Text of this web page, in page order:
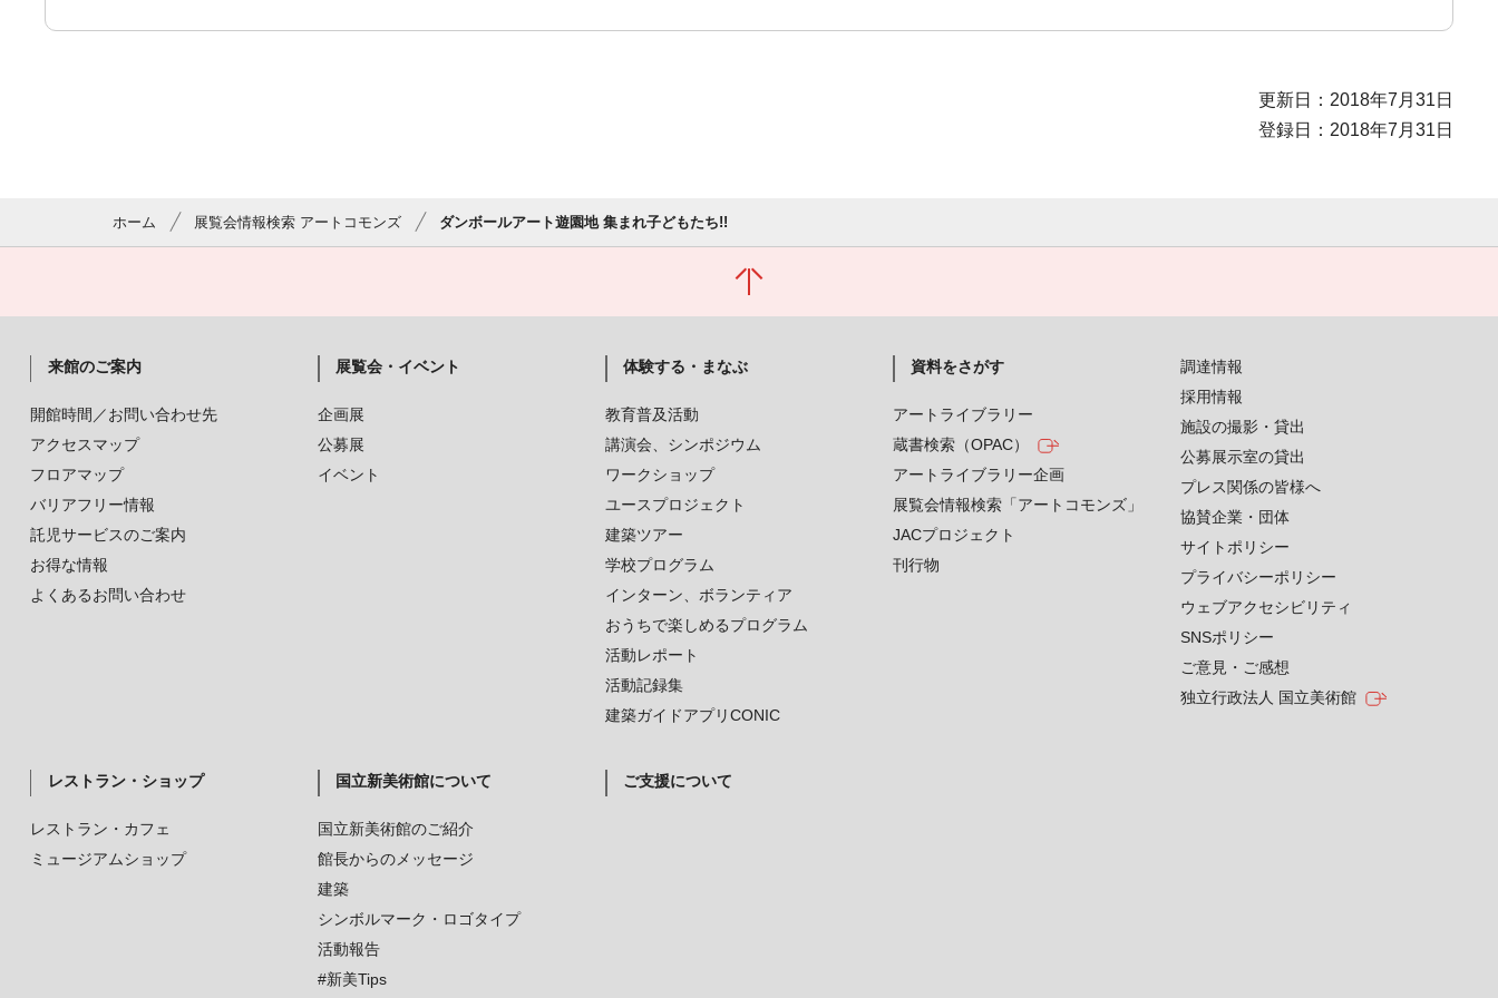
更新日：2018年7月31日
登録日：2018年7月31日
ホーム 展覧会情報検索 アートコモンズ ダンボールアート遊園地 集まれ子どもたち!!
来館のご案内
開館時間／お問い合わせ先
アクセスマップ
フロアマップ
バリアフリー情報
託児サービスのご案内
お得な情報
よくあるお問い合わせ
展覧会・イベント
企画展
公募展
イベント
体験する・まなぶ
教育普及活動
講演会、シンポジウム
ワークショップ
ユースプロジェクト
建築ツアー
学校プログラム
インターン、ボランティア
おうちで楽しめるプログラム
活動レポート
活動記録集
建築ガイドアプリCONIC
資料をさがす
アートライブラリー
蔵書検索（OPAC）
アートライブラリー企画
展覧会情報検索「アートコモンズ」
JACプロジェクト
刊行物
レストラン・ショップ
レストラン・カフェ
ミュージアムショップ
国立新美術館について
国立新美術館のご紹介
館長からのメッセージ
建築
シンボルマーク・ロゴタイプ
活動報告
#新美Tips
ご支援について
調達情報
採用情報
施設の撮影・貸出
公募展示室の貸出
プレス関係の皆様へ
協賛企業・団体
サイトポリシー
プライバシーポリシー
ウェブアクセシビリティ
SNSポリシー
ご意見・ご感想
独立行政法人 国立美術館